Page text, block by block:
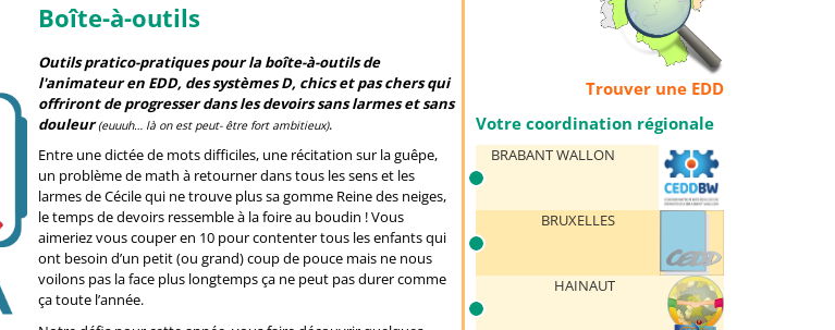
Boîte-à-outils
Outils pratico-pratiques pour la boîte-à-outils de
l'animateur en EDD, des systèmes D, chics et pas chers qui
offriront de progresser dans les devoirs sans larmes et sans
douleur (euuuh… là on est peut- être fort ambitieux).
Entre une dictée de mots difficiles, une récitation sur la guêpe,
un problème de math à retourner dans tous les sens et les
larmes de Cécile qui ne trouve plus sa gomme Reine des neiges,
le temps de devoirs ressemble à la foire au boudin ! Vous
aimeriez vous couper en 10 pour contenter tous les enfants qui
ont besoin d’un petit (ou grand) coup de pouce mais ne nous
voilons pas la face plus longtemps ça ne peut pas durer comme
ça toute l’année.
Trouver une EDD
Votre coordination régionale
BRABANT WALLON
BRUXELLES
HAINAUT